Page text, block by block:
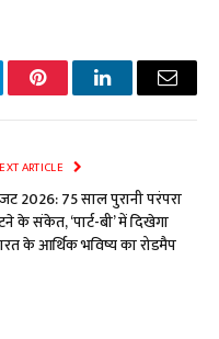
PinterestLinkedInEmail
ARTICLE
2026: 75 साल पुरानी परंपरा
के संकेत, ‘पार्ट-बी’ में दिखेगा
के आर्थिक भविष्य का रोडमैप